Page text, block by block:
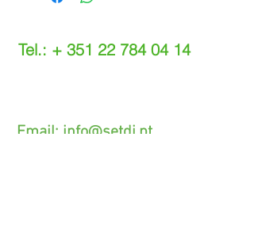
Tel.: + 351 22 784 04 14
Email: info@setdi.pt